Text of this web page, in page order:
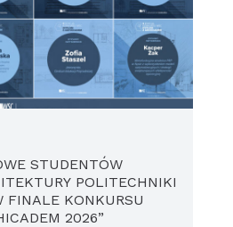
STUDENTÓW
POLITECHNIKI
FINALE KONKURSU
2026”